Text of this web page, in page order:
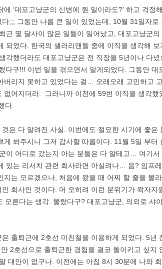
‘대포고냥군의 신변에 뭔 일이라도?’ 하고 걱정
;;; 그동안 나름 큰 일이 있었는데, 10월 31일자로
근 몇 달사이 많은 일들이 일어났고, 대포고냥군의
되었다. 한국의 샐러리맨들 중에 이직을 생각해 보
각했더라도 대포고냥군은 전 직장을 5년이나 다녔
구!!! 이번 일을 겪으면서 알게되었다. 그동안 대
버리지 못하고 있었다는 걸… 오래오래 고민하고
없어지더라. 그러니까 이전에 59번 이직을 생각했
다.
은 다 알려진 사실. 이번에도 절묘한 시기에 좋은
봐주시니 그저 감사할 따름이다. 11월 5일 부터
이 어디로 갔는지 아는 분들은 다 알테고… 여기서
있는 리서치 관련 회사라면 아실려나… 음? 임프
지는 모르겠으나, 처음에 왔을 때 어찌 할 줄을 몰
회사인 것이다. 머 오히려 이런 분위기가 왁자지
모른다는 생각. 몰랐다구? 대포고냥군, 의외로 샤
출퇴근에 2호선 미친철을 이용하게 되었다. 5년
2호선으로 출퇴근한 경험을 결코 돌이키고 싶지
대안이 없구나. 이전에는 아침 8시 30분에 나와